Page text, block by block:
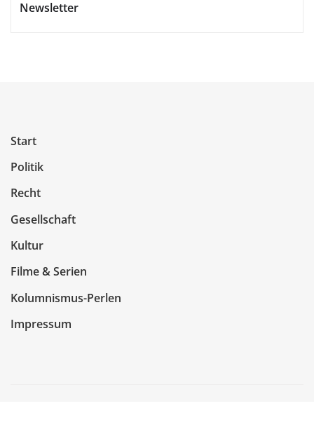
Newsletter
Start
Politik
Recht
Gesellschaft
Kultur
Filme & Serien
Kolumnismus-Perlen
Impressum